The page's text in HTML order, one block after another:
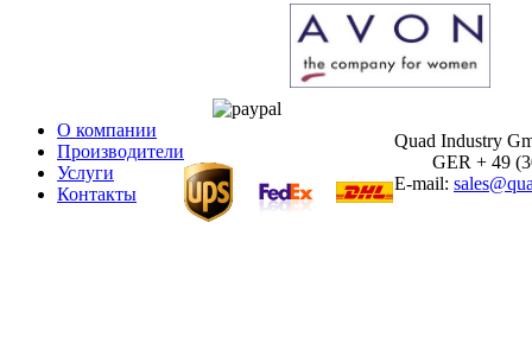
О компании
Производители
Услуги
Контакты
Quad Industry
GER + 49
E-mail: